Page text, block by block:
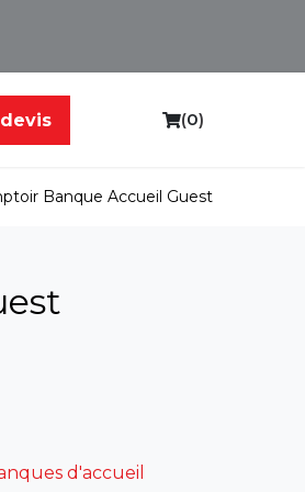
C
(0)
Banque Accueil Guest
d'accueil